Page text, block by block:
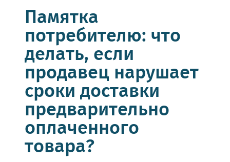
Памятка
потребителю: что
делать, если
продавец нарушает
сроки доставки
предварительно
оплаченного
товара?